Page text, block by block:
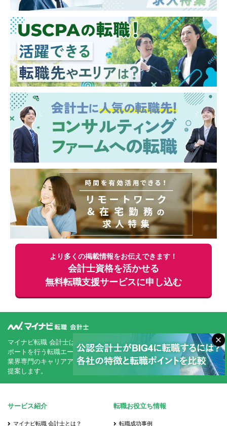
CFA、簿記などの資格保持者及び MBA 取得
者、海外関連事業経験者、海外留学経験者尚
可
より多くの掲載情報をお伝えできます！
会計士資格を活かせる
無料転職支援サービスに申し込む
マイナビ転職 会計士は公認会計士・試験合格者・USCPAの方の転職サ
ポートを行う転職エージェントです。
業界専門のキャリアアドバイザーがあなたに最適なキャリアプランをご
提案します。
サービス紹介
マイナビ転職 会計士とは？
転職お役立ち情報
転職成功事例